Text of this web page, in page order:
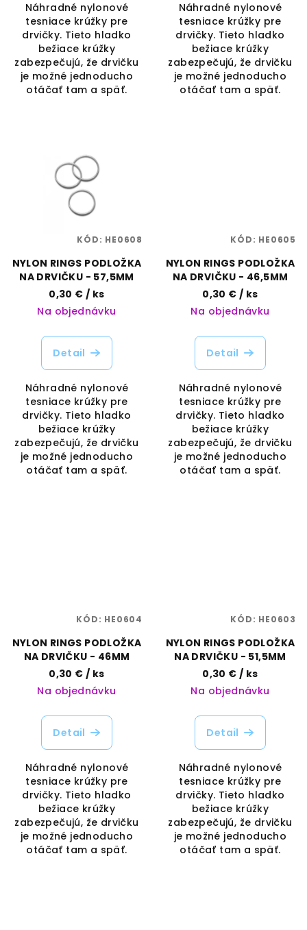
Náhradné nylonové
tesniace krúžky pre
drvičky. Tieto hladko
bežiace krúžky
zabezpečujú, že drvičku
je možné jednoducho
otáčať tam a späť.
Náhradné nylonové
tesniace krúžky pre
drvičky. Tieto hladko
bežiace krúžky
zabezpečujú, že drvičku
je možné jednoducho
otáčať tam a späť.
NYLON RINGS PODLOŽKA
NA DRVIČKU - 57,5MM
0,30 € / ks
Na objednávku
Detail
Náhradné nylonové
tesniace krúžky pre
drvičky. Tieto hladko
bežiace krúžky
zabezpečujú, že drvičku
je možné jednoducho
otáčať tam a späť.
KÓD: HE0608
NYLON RINGS PODLOŽKA
NA DRVIČKU - 46,5MM
0,30 € / ks
Na objednávku
Detail
Náhradné nylonové
tesniace krúžky pre
drvičky. Tieto hladko
bežiace krúžky
zabezpečujú, že drvičku
je možné jednoducho
otáčať tam a späť.
KÓD: HE0605
NYLON RINGS PODLOŽKA
NA DRVIČKU - 46MM
0,30 € / ks
Na objednávku
Detail
Náhradné nylonové
tesniace krúžky pre
drvičky. Tieto hladko
bežiace krúžky
zabezpečujú, že drvičku
je možné jednoducho
otáčať tam a späť.
KÓD: HE0604
NYLON RINGS PODLOŽKA
NA DRVIČKU - 51,5MM
0,30 € / ks
Na objednávku
Detail
Náhradné nylonové
tesniace krúžky pre
drvičky. Tieto hladko
bežiace krúžky
zabezpečujú, že drvičku
je možné jednoducho
otáčať tam a späť.
KÓD: HE0603